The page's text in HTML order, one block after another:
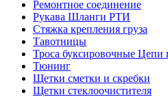
Ремонтное соединение
Рукава Шланги РТИ
Стяжка крепления груза
Тавотницы
Троса буксировочные Цепи
Тюнинг
Щетки сметки и скребки
Щетки стеклоочистителя